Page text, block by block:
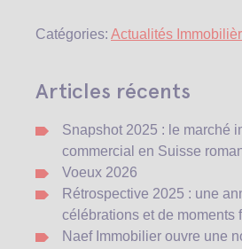
Catégories: Actualités
Articles récents
Snapshot 2025 : le marché
commercial en Suisse
Voeux 2026
Rétrospective 2025 : une
célébrations et de moments
Naef Immobilier ouvre une